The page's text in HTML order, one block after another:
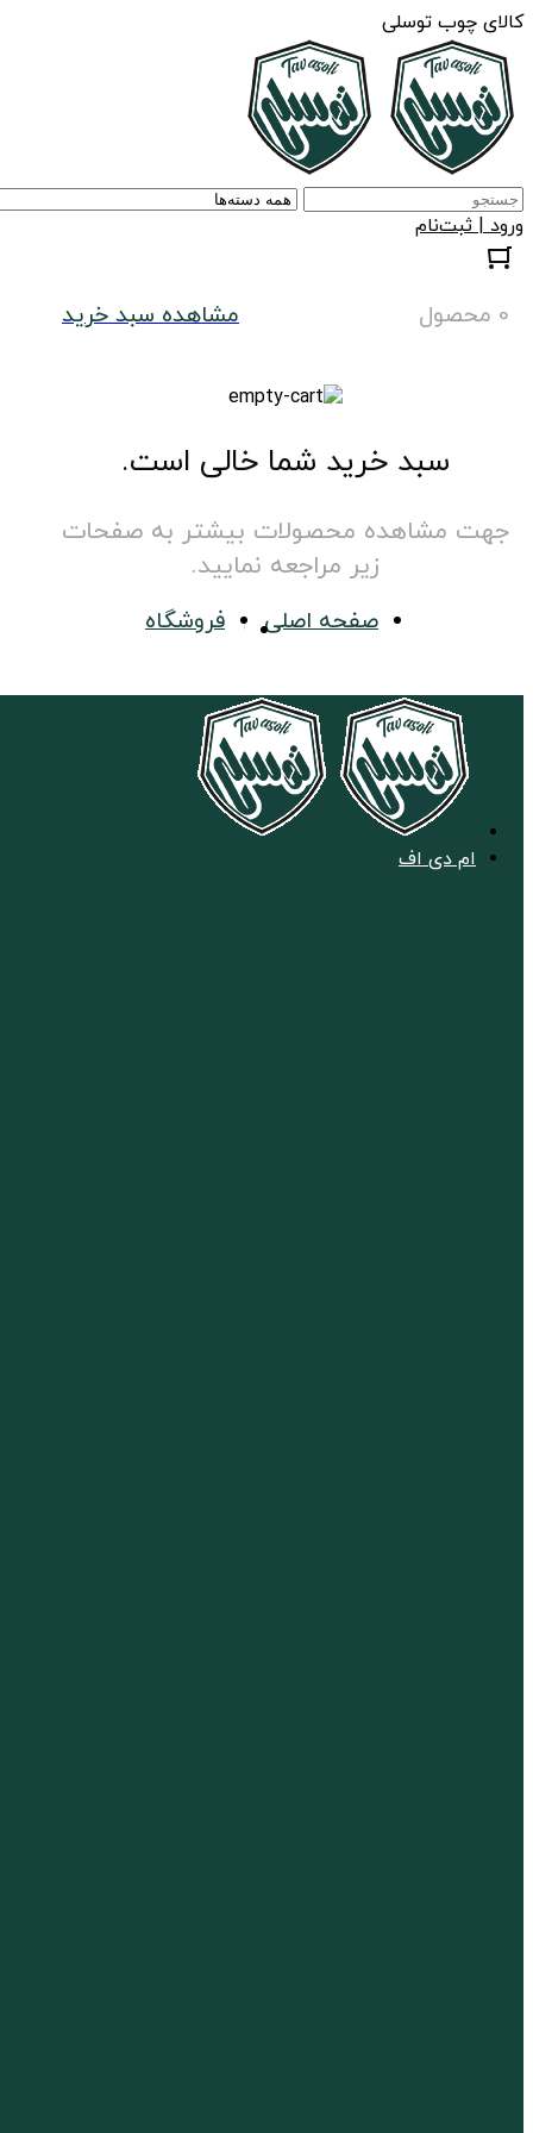
کالای چوب توسلی
ورود | ثبت‌نام
0 محصول مشاهده سبد خرید
سبد خرید شما خالی است.
جهت مشاهده محصولات بیشتر به صفحات
زیر مراجعه نمایید.
صفحه اصلی فروشگاه
ام دی اف